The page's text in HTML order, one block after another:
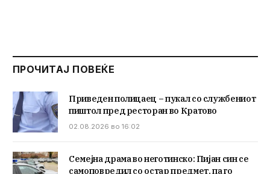
ПРОЧИТАЈ ПОВЕЌЕ
Приведен полицаец – пукал со службениот
пиштол пред ресторан во Кратово
02.08.2026 во 16:02
Семејна драма во неготинско: Пијан син се
самоповредил со остар предмет, па го